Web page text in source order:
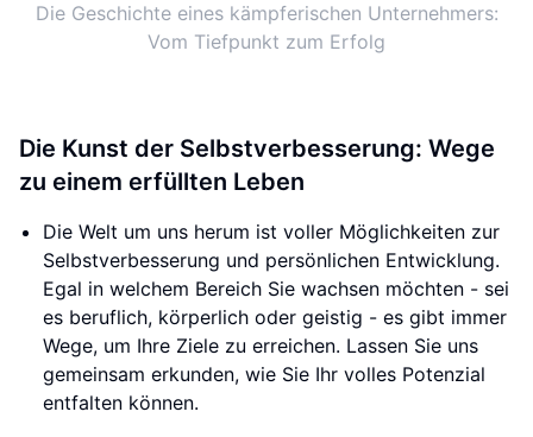
Die Geschichte eines kämpferischen Unternehmers:
Vom Tiefpunkt zum Erfolg
Die Kunst der Selbstverbesserung: Wege
zu einem erfüllten Leben
Die Welt um uns herum ist voller Möglichkeiten zur
Selbstverbesserung und persönlichen Entwicklung.
Egal in welchem Bereich Sie wachsen möchten - sei
es beruflich, körperlich oder geistig - es gibt immer
Wege, um Ihre Ziele zu erreichen. Lassen Sie uns
gemeinsam erkunden, wie Sie Ihr volles Potenzial
entfalten können.